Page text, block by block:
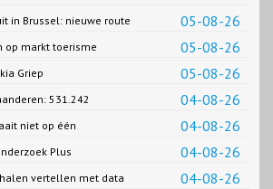
05-08-26
in Brussel: nieuwe route
05-08-26
op markt toerisme
05-08-26
Griep
04-08-26
531.242
04-08-26
niet op één
04-08-26
Plus
04-08-26
vertellen met data